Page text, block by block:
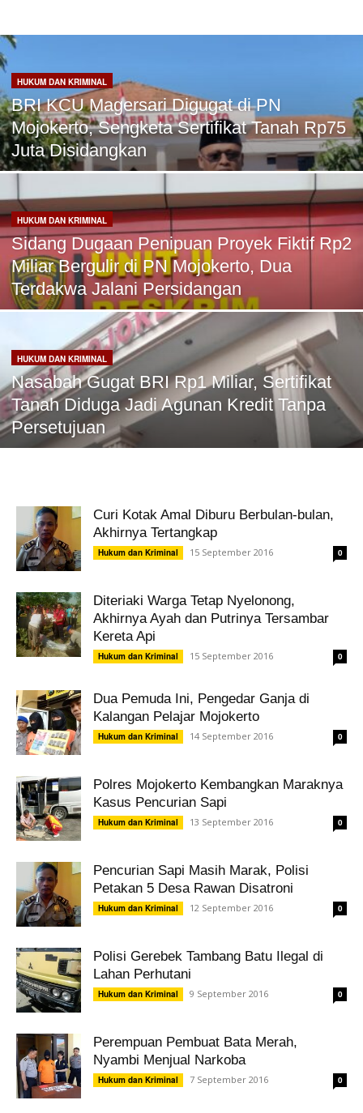
HUKUM DAN KRIMINAL
BRI KCU Magersari Digugat di PN
Mojokerto, Sengketa Sertifikat Tanah Rp75
Juta Disidangkan
HUKUM DAN KRIMINAL
Sidang Dugaan Penipuan Proyek Fiktif Rp2
Miliar Bergulir di PN Mojokerto, Dua
Terdakwa Jalani Persidangan
HUKUM DAN KRIMINAL
Nasabah Gugat BRI Rp1 Miliar, Sertifikat
Tanah Diduga Jadi Agunan Kredit Tanpa
Persetujuan
Curi Kotak Amal Diburu Berbulan-bulan,
Akhirnya Tertangkap
Hukum dan Kriminal 15 September 2016 0
Diteriaki Warga Tetap Nyelonong,
Akhirnya Ayah dan Putrinya Tersambar
Kereta Api
Hukum dan Kriminal 15 September 2016 0
Dua Pemuda Ini, Pengedar Ganja di
Kalangan Pelajar Mojokerto
Hukum dan Kriminal 14 September 2016 0
Polres Mojokerto Kembangkan Maraknya
Kasus Pencurian Sapi
Hukum dan Kriminal 13 September 2016 0
Pencurian Sapi Masih Marak, Polisi
Petakan 5 Desa Rawan Disatroni
Hukum dan Kriminal 12 September 2016 0
Polisi Gerebek Tambang Batu Ilegal di
Lahan Perhutani
Hukum dan Kriminal 9 September 2016 0
Perempuan Pembuat Bata Merah,
Nyambi Menjual Narkoba
Hukum dan Kriminal 7 September 2016 0